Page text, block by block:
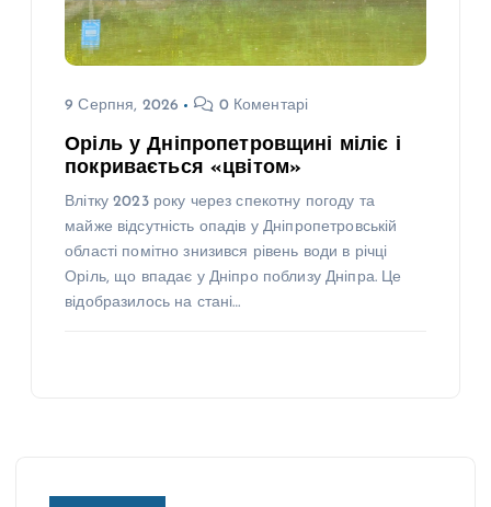
9 Серпня, 2026 0 Коментарі
Оріль у Дніпропетровщині міліє і
покривається «цвітом»
Влітку 2023 року через спекотну погоду та
майже відсутність опадів у Дніпропетровській
області помітно знизився рівень води в річці
Оріль, що впадає у Дніпро поблизу Дніпра. Це
відобразилось на стані…